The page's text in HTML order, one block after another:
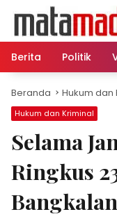
konten
Berita
Politik
Beranda Hukum dan
Hukum dan Kriminal
Selama
Ringkus
Bangkalan